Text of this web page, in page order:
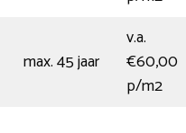
max. 45 jaar
v.a.
€60,00
p/m2